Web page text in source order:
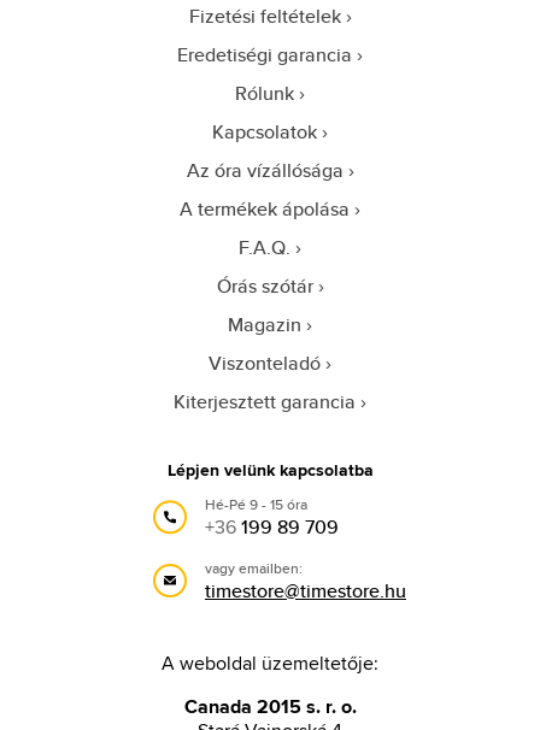
Fizetési feltételek
Eredetiségi garancia
Rólunk
Kapcsolatok
Az óra vízállósága
A termékek ápolása
F.A.Q.
Órás szótár
Magazin
Viszonteladó
Kiterjesztett garancia
Lépjen velünk kapcsolatba
Hé-Pé 9 - 15 óra
+36199 89 709
vagy emailben:
timestore@timestore.hu
A weboldal üzemeltetője:
Canada 2015 s. r. o.